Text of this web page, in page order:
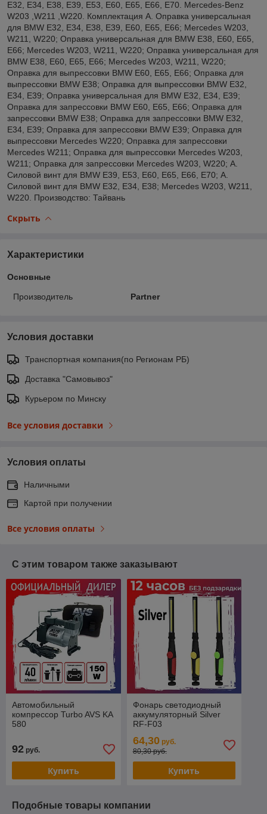
E32, E34, E38, E39, E53, E60, E65, E66, E70. Mercedes-Benz
W203 ,W211 ,W220. Комплектация А. Оправка универсальная
для BMW E32, E34, E38, E39, E60, E65, E66; Mercedes W203,
W211, W220; Оправка универсальная для BMW E38, E60, E65,
E66; Mercedes W203, W211, W220; Оправка универсальная для
BMW E38, E60, E65, E66; Mercedes W203, W211, W220;
Оправка для выпрессовки BMW E60, E65, E66; Оправка для
выпрессовки BMW E38; Оправка для выпрессовки BMW E32,
E34, E39; Оправка универсальная для BMW E32, E34, E39;
Оправка для запрессовки BMW E60, E65, E66; Оправка для
запрессовки BMW E38; Оправка для запрессовки BMW E32,
E34, E39; Оправка для запрессовки BMW E39; Оправка для
выпрессовки Mercedes W220; Оправка для запрессовки
Mercedes W211; Оправка для выпрессовки Mercedes W203,
W211; Оправка для запрессовки Mercedes W203, W220; А.
Силовой винт для BMW E39, E53, E60, E65, E66, Е70; А.
Силовой винт для BMW E32, E34, E38; Mercedes W203, W211,
W220. Производство: Тайвань
Скрыть
Характеристики
Основные
Производитель Partner
Условия доставки
Транспортная компания(по Регионам РБ)
Доставка "Самовывоз"
Курьером по Минску
Все условия доставки
Условия оплаты
Наличными
Картой при получении
Все условия оплаты
С этим товаром также заказывают
Автомобильный
компрессор Turbo AVS KA
580
92 руб.
Купить
Фонарь светодиодный
аккумуляторный Silver
RF-F03
64,30руб.
80,30 руб.
Купить
Подобные товары компании